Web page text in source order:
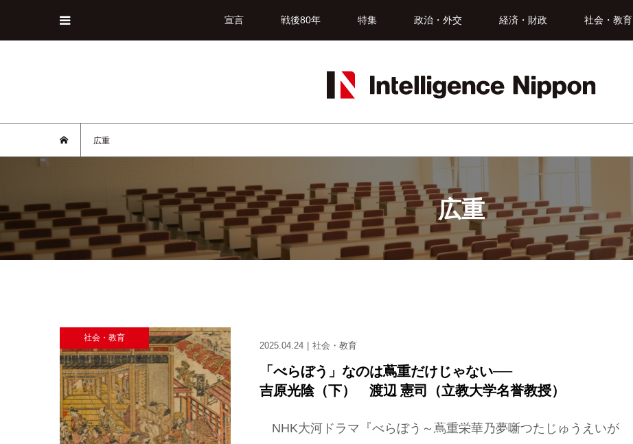
宣言 戦後80年 特集 政治・外交 経済・財政 社会・教育
広重
広重
社会・教育
2025.04.24 社会・教育
「べらぼう」なのは蔦重だけじゃない──
吉原光陰（下） 渡辺 憲司（立教大学名誉教授）
NHK大河ドラマ『べらぼう～蔦重栄華乃夢噺つたじゅうえいが